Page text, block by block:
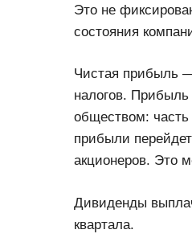
Это не
состояния
Чистая прибыль
налогов.
обществом:
прибыли
акционеров. Это
Дивиденды
квартала.